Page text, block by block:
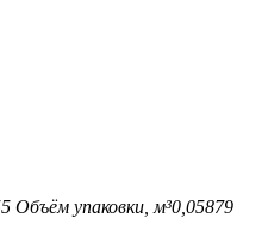
Объём упаковки, м³0,05879